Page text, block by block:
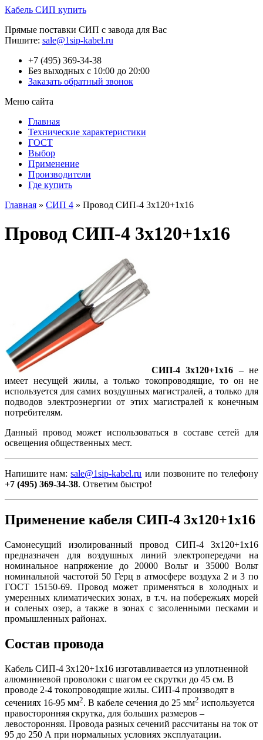
Кабель СИП купить
Прямые поставки СИП с завода для Вас
Пишите: sale@1sip-kabel.ru
+7 (495) 369-34-38
Без выходных с 10:00 до 20:00
Заказать обратный звонок
Меню сайта
Главная
Технические характеристики
ГОСТ
Выбор
Применение
Производители
Где купить
Главная » СИП 4 » Провод СИП-4 3х120+1х16
Провод СИП-4 3х120+1х16
СИП-4 3х120+1х16 – не
имеет несущей жилы, а только токопроводящие, то он не
используется для самих воздушных магистралей, а только для
подводов электроэнергии от этих магистралей к конечным
потребителям.
Данный провод может использоваться в составе сетей для
освещения общественных мест.
Напишите нам:sale@1sip-kabel.ru или позвоните по телефону
+7 (495) 369-34-38. Ответим быстро!
Применение кабеля СИП-4 3х120+1х16
Самонесущий изолированный провод СИП-4 3х120+1х16
предназначен для воздушных линий электропередачи на
номинальное напряжение до 20000 Вольт и 35000 Вольт
номинальной частотой 50 Герц в атмосфере воздуха 2 и 3 по
ГОСТ 15150-69. Провод может применяться в холодных и
умеренных климатических зонах, в т.ч. на побережьях морей
и соленых озер, а также в зонах с засоленными песками и
промышленных районах.
Состав провода
Кабель СИП-4 3х120+1х16 изготавливается из уплотненной
алюминиевой проволоки с шагом ее скрутки до 45 см. В
проводе 2-4 токопроводящие жилы. СИП-4 производят в
сечениях 16-95 мм2. В кабеле сечения до 25 мм2 используется
правосторонняя скрутка, для больших размеров –
левосторонняя. Провода разных сечений рассчитаны на ток от
95 до 250 А при нормальных условиях эксплуатации.